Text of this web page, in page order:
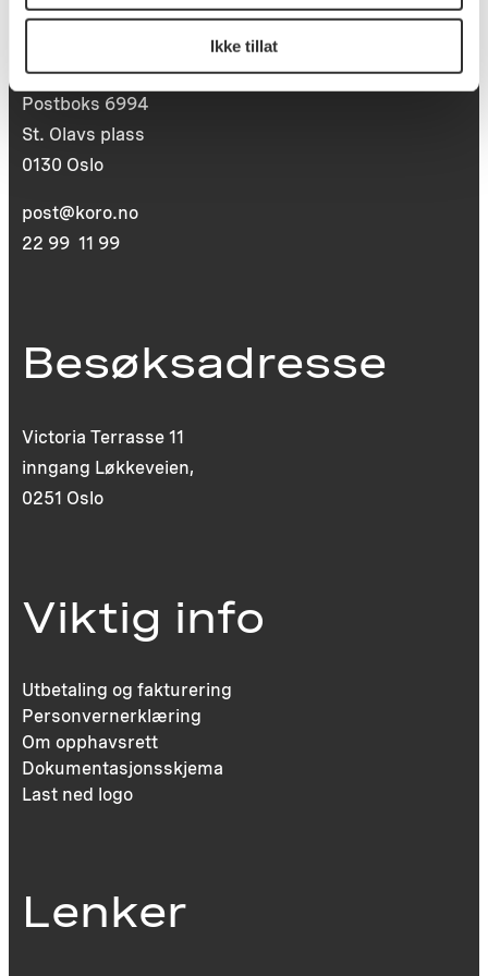
Ikke tillat
Postadresse
Postboks 6994
St. Olavs plass
0130 Oslo
post@koro.no
22 99 11 99
Besøksadresse
Victoria Terrasse 11
inngang Løkkeveien,
0251 Oslo
Viktig info
Utbetaling og fakturering
Personvernerklæring
Om opphavsrett
Dokumentasjonsskjema
Last ned logo
Lenker